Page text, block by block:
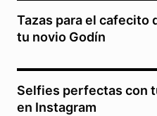
Tazas para el cafecito
tu novio Godín
Selfies perfectas con
en Instagram